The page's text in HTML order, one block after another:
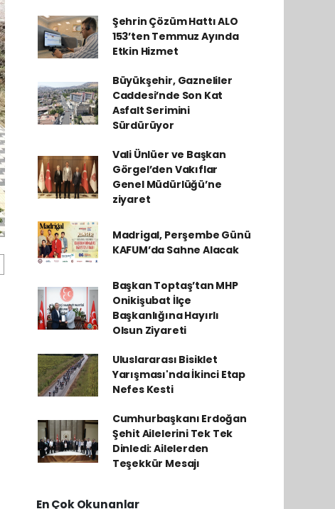
Şehrin Çözüm Hattı ALO
153’ten Temmuz Ayında
Etkin Hizmet
Büyükşehir, Gazneliler
Caddesi’nde Son Kat
Asfalt Serimini
Sürdürüyor
Vali Ünlüer ve Başkan
Görgel’den Vakıflar
Genel Müdürlüğü’ne
ziyaret
Madrigal, Perşembe Günü
KAFUM’da Sahne Alacak
Başkan Toptaş’tan MHP
Onikişubat İlçe
Başkanlığına Hayırlı
Olsun Ziyareti
Uluslararası Bisiklet
Yarışması'nda İkinci Etap
Nefes Kesti
Cumhurbaşkanı Erdoğan
Şehit Ailelerini Tek Tek
Dinledi: Ailelerden
Teşekkür Mesajı
En Çok Okunanlar